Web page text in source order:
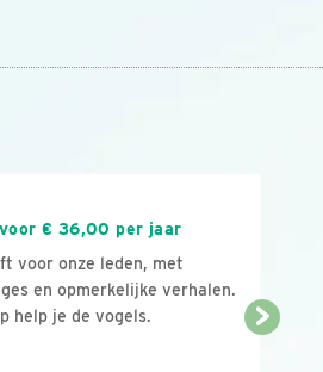
€ 36,00 per jaar
voor onze leden, met
en opmerkelijke verhalen.
help je de vogels.